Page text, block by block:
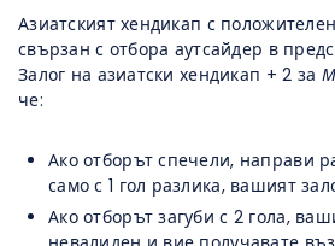
Азиатският хендикап с
свързан с отбора аутсайдер в
Залог на азиатски хендикап + 2 за
че:
Ако отборът спечели, направи
само с 1 гол разлика, вашият
Ако отборът загуби с 2 гола,